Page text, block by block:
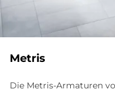
Me­tris
Die Metris-Armaturen